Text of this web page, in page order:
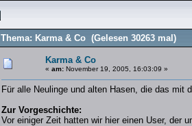
Thema: Karma & Co (Gelesen 30263 mal)
Karma & Co
« am: November 19, 2005, 16:03:09 »
Für alle Neulinge und alten Hasen, die das
Zur Vorgeschichte:
Vor einiger Zeit hatten wir hier einen User, der